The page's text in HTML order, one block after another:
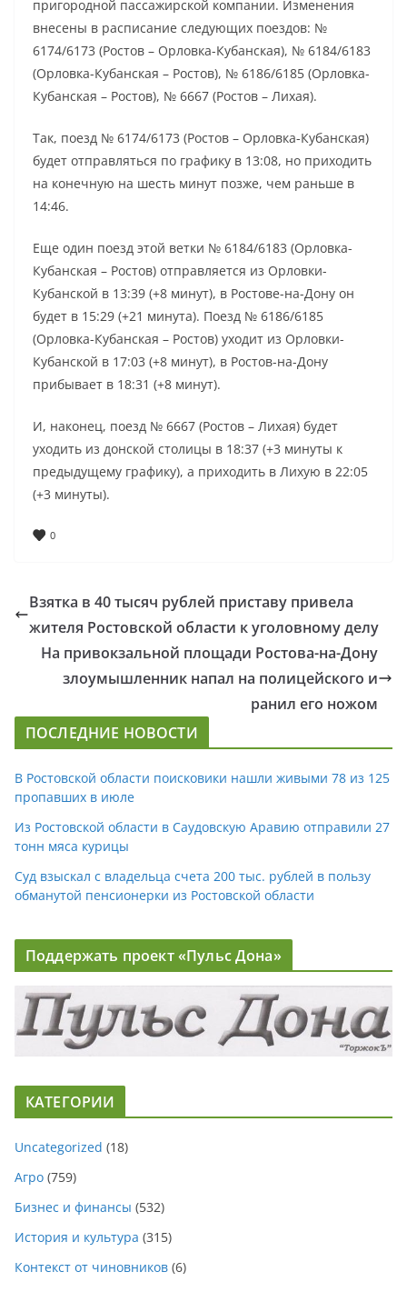
пригородной пассажирской компании. Изменения
внесены в расписание следующих поездов: №
6174/6173 (Ростов – Орловка-Кубанская), № 6184/6183
(Орловка-Кубанская – Ростов), № 6186/6185 (Орловка-
Кубанская – Ростов), № 6667 (Ростов – Лихая).
Так, поезд № 6174/6173 (Ростов – Орловка-Кубанская)
будет отправляться по графику в 13:08, но приходить
на конечную на шесть минут позже, чем раньше в
14:46.
Еще один поезд этой ветки № 6184/6183 (Орловка-
Кубанская – Ростов) отправляется из Орловки-
Кубанской в 13:39 (+8 минут), в Ростове-на-Дону он
будет в 15:29 (+21 минута). Поезд № 6186/6185
(Орловка-Кубанская – Ростов) уходит из Орловки-
Кубанской в 17:03 (+8 минут), в Ростов-на-Дону
прибывает в 18:31 (+8 минут).
И, наконец, поезд № 6667 (Ростов – Лихая) будет
уходить из донской столицы в 18:37 (+3 минуты к
предыдущему графику), а приходить в Лихую в 22:05
(+3 минуты).
0
Взятка в 40 тысяч рублей приставу привела
жителя Ростовской области к уголовному делу
На привокзальной площади Ростова-на-Дону
злоумышленник напал на полицейского и
ранил его ножом
ПОСЛЕДНИЕ НОВОСТИ
В Ростовской области поисковики нашли живыми 78 из 125
пропавших в июле
Из Ростовской области в Саудовскую Аравию отправили 27
тонн мяса курицы
Суд взыскал с владельца счета 200 тыс. рублей в пользу
обманутой пенсионерки из Ростовской области
Поддержать проект «Пульс Дона»
КАТЕГОРИИ
Uncategorized (18)
Агро (759)
Бизнес и финансы (532)
История и культура (315)
Контекст от чиновников (6)